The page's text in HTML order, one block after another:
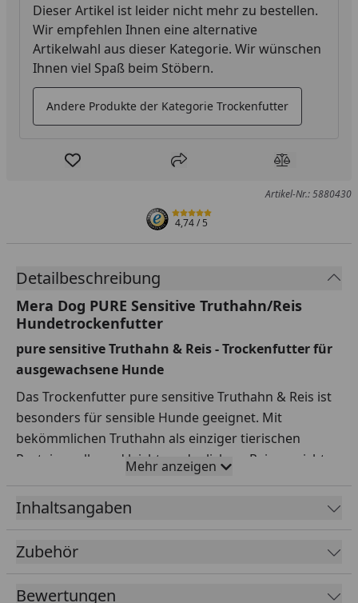
Dieser Artikel ist leider nicht mehr zu bestellen.
Wir empfehlen Ihnen eine alternative
Artikelwahl aus dieser Kategorie. Wir wünschen
Ihnen viel Spaß beim Stöbern.
Andere Produkte der Kategorie Trockenfutter
Produkt zur Wunschliste hinzufügen
Teilen Produkt
Artikel-Nr.: 5880430
4,74/ 5
Detailbeschreibung
Mera Dog PURE Sensitive Truthahn/Reis
Hundetrockenfutter
pure sensitive Truthahn & Reis - Trockenfutter für
ausgewachsene Hunde
Das Trockenfutter pure sensitive Truthahn & Reis ist
besonders für sensible Hunde geeignet. Mit
bekömmlichen Truthahn als einziger tierischen
Proteinquelle und leicht verdaulichem Reis verzichten
wir in der Rezeptur auf glutenhaltige Zutaten. Die
hoch verdauliche Rezeptur ist nach dem Limited
Ingredient Diet (L.I.D.) Prinzip konzipiert und in seiner
Zusammensetzung auf die wesentlichen Zutaten für
sensible Hunde konzentriert. Das Risiko von
Mehr anzeigen
Inhaltsangaben
Zubehör
Bewertungen